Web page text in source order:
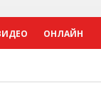
ОНЛАЙН